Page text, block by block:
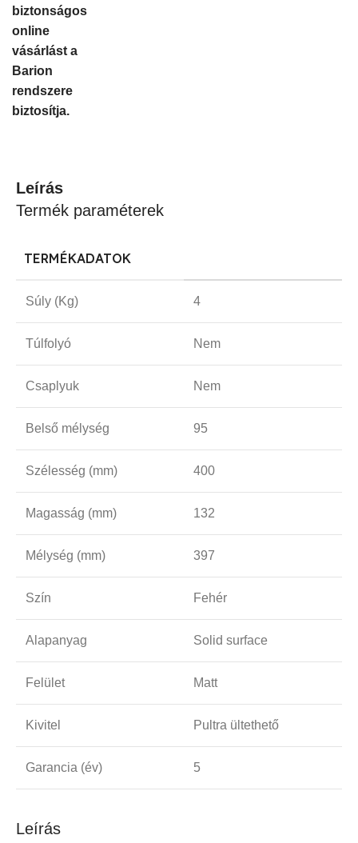
biztonságos
online
vásárlást a
Barion
rendszere
biztosítja.
Leírás
Termék paraméterek
TERMÉKADATOK
Súly (Kg) 4
Túlfolyó Nem
Csaplyuk Nem
Belső mélység 95
Szélesség (mm) 400
Magasság (mm) 132
Mélység (mm) 397
Szín Fehér
Alapanyag Solid surface
Felület Matt
Kivitel Pultra ültethető
Garancia (év) 5
Leírás